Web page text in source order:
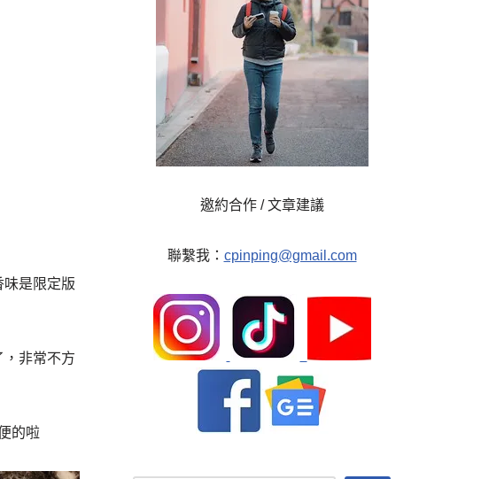
是限定版
非常不方
的啦
邀約合作 / 文章建議
聯繫我： cpinping@gmail.com